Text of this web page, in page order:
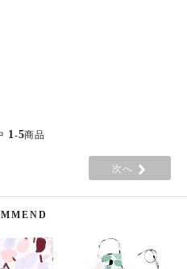
1-5商品
次へ